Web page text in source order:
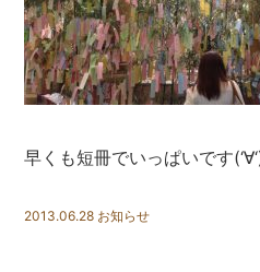
早くも短冊でいっぱいです
2013.06.28 お知らせ